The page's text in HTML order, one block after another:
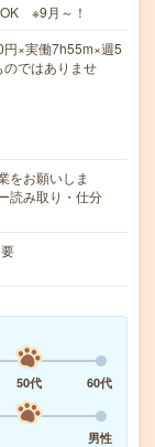
※9月～！
×実働7h55m×週5
ではありませ
をお願いしま
読み取り・仕分
50代
60代
男性